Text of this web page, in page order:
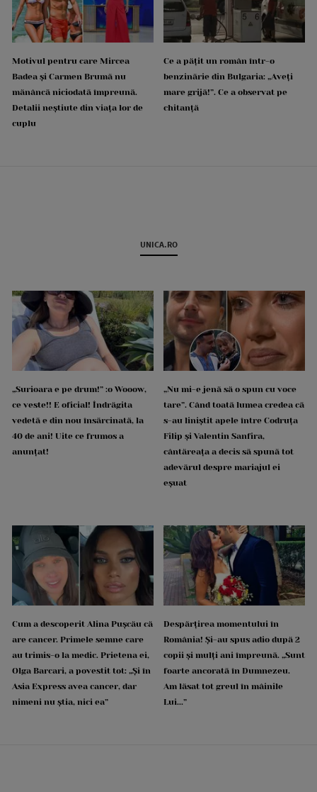
Motivul pentru care Mircea
Badea și Carmen Brumă nu
mănâncă niciodată împreună.
Detalii neștiute din viața lor de
cuplu
Ce a pățit un român într-o
benzinărie din Bulgaria: „Aveți
mare grijă!”. Ce a observat pe
chitanță
UNICA.RO
„Surioara e pe drum!” :o Wooow,
ce veste!! E oficial! Îndrăgita
vedetă e din nou însărcinată, la
40 de ani! Uite ce frumos a
anunțat!
„Nu mi-e jenă să o spun cu voce
tare”. Când toată lumea credea că
s-au liniștit apele între Codruța
Filip și Valentin Sanfira,
cântăreața a decis să spună tot
adevărul despre mariajul ei
eșuat
Cum a descoperit Alina Pușcău că
are cancer. Primele semne care
au trimis-o la medic. Prietena ei,
Olga Barcari, a povestit tot: „Și în
Asia Express avea cancer, dar
nimeni nu știa, nici ea”
Despărțirea momentului în
România! Și-au spus adio după 2
copii și mulți ani împreună. „Sunt
foarte ancorată în Dumnezeu.
Am lăsat tot greul în mâinile
Lui...”